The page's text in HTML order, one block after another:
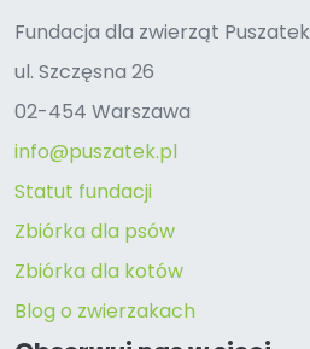
Fundacja dla zwierząt Puszatek
ul. Szczęsna 26
02-454 Warszawa
info@puszatek.pl
Statut fundacji
Zbiórka dla psów
Zbiórka dla kotów
Blog o zwierzakach